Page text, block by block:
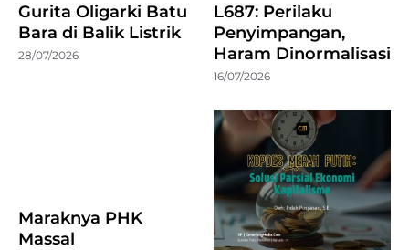
Gurita Oligarki Batu
Bara di Balik Listrik
28/07/2026
L687: Perilaku
Penyimpangan,
Haram Dinormalisasi
16/07/2026
Maraknya PHK
Massal